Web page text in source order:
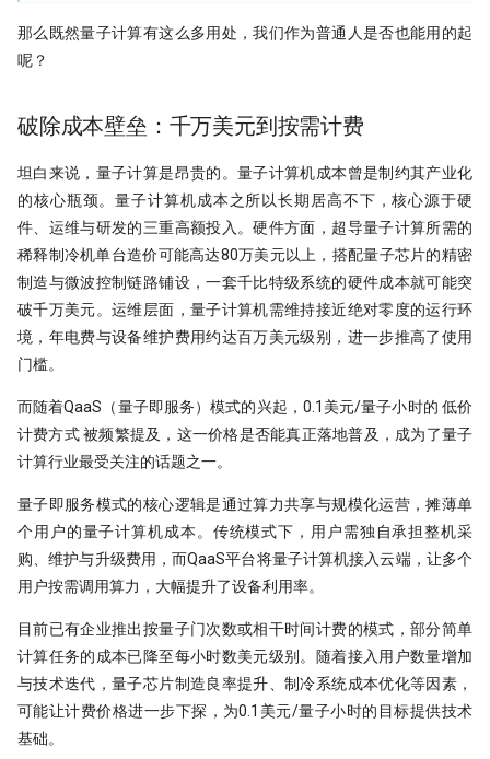
那么既然量子计算有这么多用处，我们作为普通人是否也能用的起
呢？
破除成本壁垒：千万美元到按需计费
坦白来说，量子计算是昂贵的。量子计算机成本曾是制约其产业化
的核心瓶颈。量子计算机成本之所以长期居高不下，核心源于硬
件、运维与研发的三重高额投入。硬件方面，超导量子计算所需的
稀释制冷机单台造价可能高达80万美元以上，搭配量子芯片的精密
制造与微波控制链路铺设，一套千比特级系统的硬件成本就可能突
破千万美元。运维层面，量子计算机需维持接近绝对零度的运行环
境，年电费与设备维护费用约达百万美元级别，进一步推高了使用
门槛。
而随着QaaS（量子即服务）模式的兴起，0.1美元/量子小时的 低价
计费方式 被频繁提及，这一价格是否能真正落地普及，成为了量子
计算行业最受关注的话题之一。
量子即服务模式的核心逻辑是通过算力共享与规模化运营，摊薄单
个用户的量子计算机成本。传统模式下，用户需独自承担整机采
购、维护与升级费用，而QaaS平台将量子计算机接入云端，让多个
用户按需调用算力，大幅提升了设备利用率。
目前已有企业推出按量子门次数或相干时间计费的模式，部分简单
计算任务的成本已降至每小时数美元级别。随着接入用户数量增加
与技术迭代，量子芯片制造良率提升、制冷系统成本优化等因素，
可能让计费价格进一步下探，为0.1美元/量子小时的目标提供技术
基础。